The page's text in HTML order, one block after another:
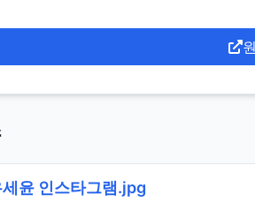
윤 인스타그램.jpg